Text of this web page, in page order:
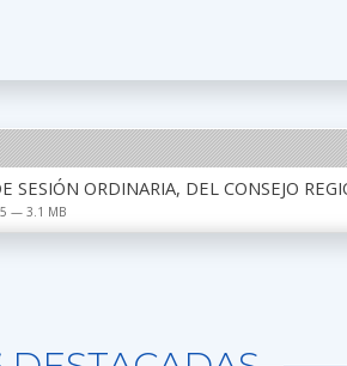
SESIÓN ORDINARIA, DEL CONSEJO
— 3.1 MB